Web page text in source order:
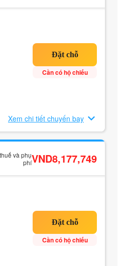
Cần có hộ chiếu
Xem chi tiết chuyến bay
và phụ
phíVND8,177,749
Cần có hộ chiếu